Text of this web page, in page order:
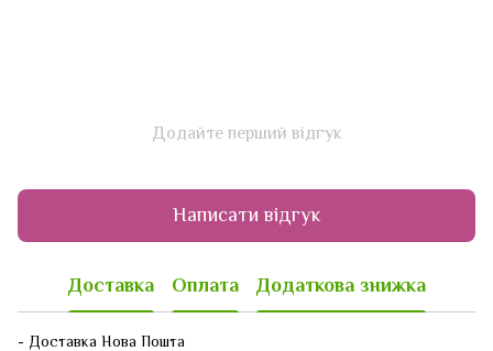
Додайте перший відгук
Написати відгук
Доставка Оплата Додаткова знижка
- Доставка Нова Пошта